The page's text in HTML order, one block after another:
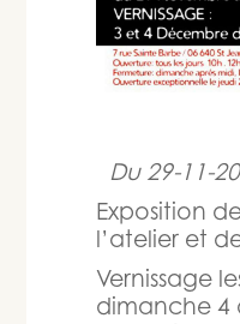
Du 29-11-
Exposition
l’atelier et
Vernissage
dimanche 4